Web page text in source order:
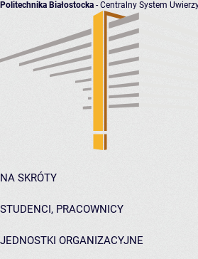
Politechnika Białostocka - Centralny System
NA SKRÓTY
STUDENCI, PRACOWNICY
JEDNOSTKI ORGANIZACYJNE